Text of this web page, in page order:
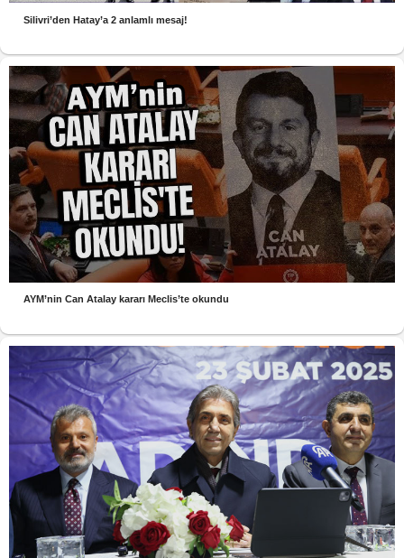
Silivri’den Hatay’a 2 anlamlı mesaj!
AYM’nin Can Atalay kararı Meclis’te okundu